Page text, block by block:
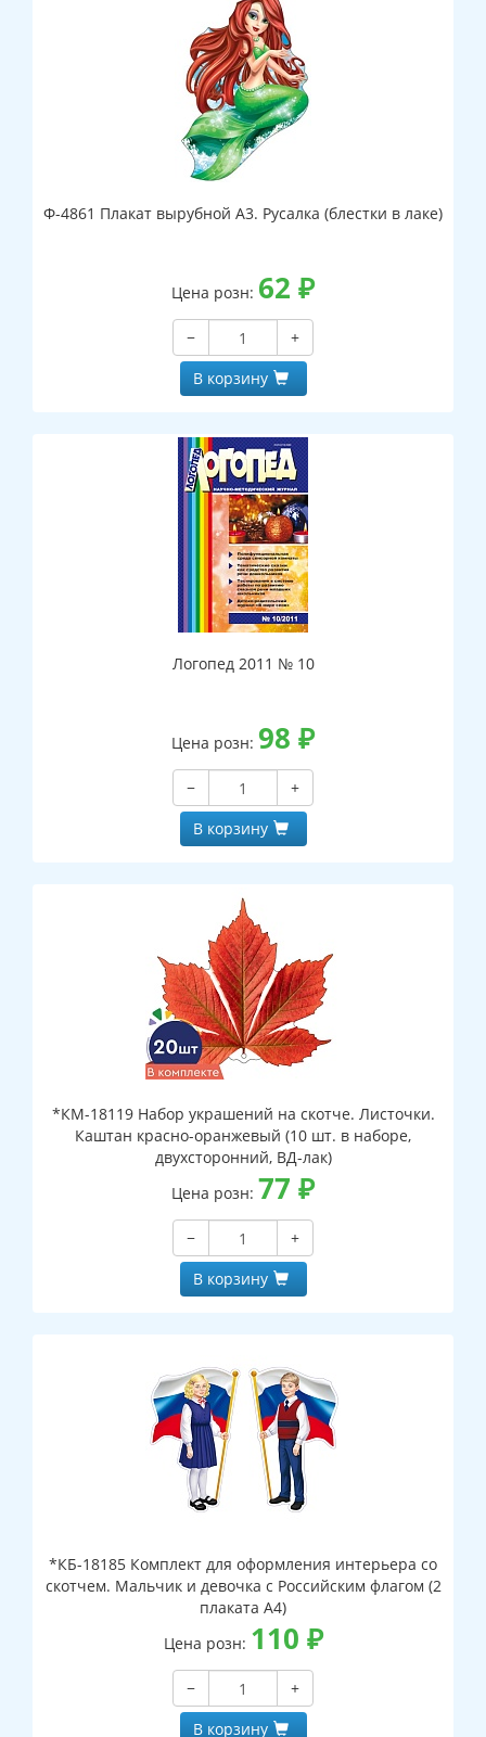
Ф-4861 Плакат вырубной А3. Русалка (блестки в лаке)
Цена розн: 62 ₽
−
+
В корзину
Логопед 2011 № 10
Цена розн: 98 ₽
−
+
В корзину
*КМ-18119 Набор украшений на скотче. Листочки.
Каштан красно-оранжевый (10 шт. в наборе,
двухсторонний, ВД-лак)
Цена розн: 77 ₽
−
+
В корзину
*КБ-18185 Комплект для оформления интерьера со
скотчем. Мальчик и девочка с Российским флагом (2
плаката А4)
Цена розн: 110 ₽
−
+
В корзину